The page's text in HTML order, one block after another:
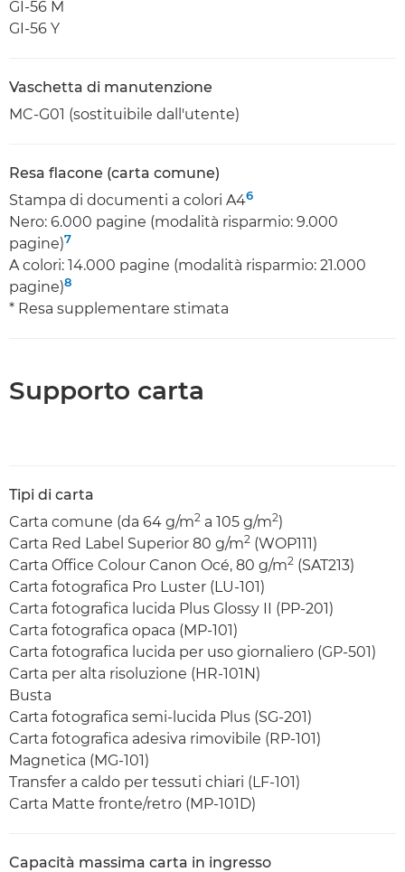
GI-56 M
GI-56 Y
Vaschetta di manutenzione
MC-G01 (sostituibile dall'utente)
Resa flacone (carta comune)
Stampa di documenti a colori A46
Nero: 6.000 pagine (modalità risparmio: 9.000
pagine)7
A colori: 14.000 pagine (modalità risparmio: 21.000
pagine)8
* Resa supplementare stimata
Supporto carta
Tipi di carta
Carta comune (da 64 g/m2 a 105 g/m2)
Carta Red Label Superior 80 g/m2 (WOP111)
Carta Office Colour Canon Océ, 80 g/m2 (SAT213)
Carta fotografica Pro Luster (LU-101)
Carta fotografica lucida Plus Glossy II (PP-201)
Carta fotografica opaca (MP-101)
Carta fotografica lucida per uso giornaliero (GP-501)
Carta per alta risoluzione (HR-101N)
Busta
Carta fotografica semi-lucida Plus (SG-201)
Carta fotografica adesiva rimovibile (RP-101)
Magnetica (MG-101)
Transfer a caldo per tessuti chiari (LF-101)
Carta Matte fronte/retro (MP-101D)
Capacità massima carta in ingresso